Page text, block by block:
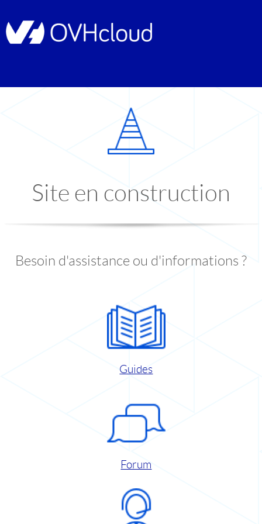
Site en construction
Besoin d'assistance ou d'informations ?
Guides
Forum